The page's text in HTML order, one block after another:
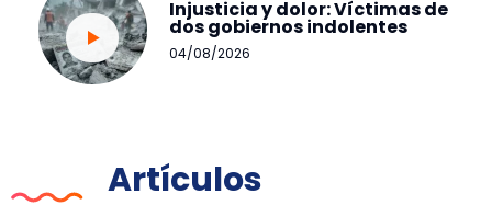
Injusticia y dolor: Víctimas de
dos gobiernos indolentes
04/08/2026
Artículos